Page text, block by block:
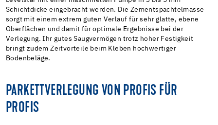
Schichtdicke eingebracht werden. Die Zementspachtelmasse
sorgt mit einem extrem guten Verlauf für sehr glatte, ebene
Oberflächen und damit für optimale Ergebnisse bei der
Verlegung. Ihr gutes Saugvermögen trotz hoher Festigkeit
bringt zudem Zeitvorteile beim Kleben hochwertiger
Bodenbeläge.
PARKETTVERLEGUNG VON PROFIS FÜR
PROFIS